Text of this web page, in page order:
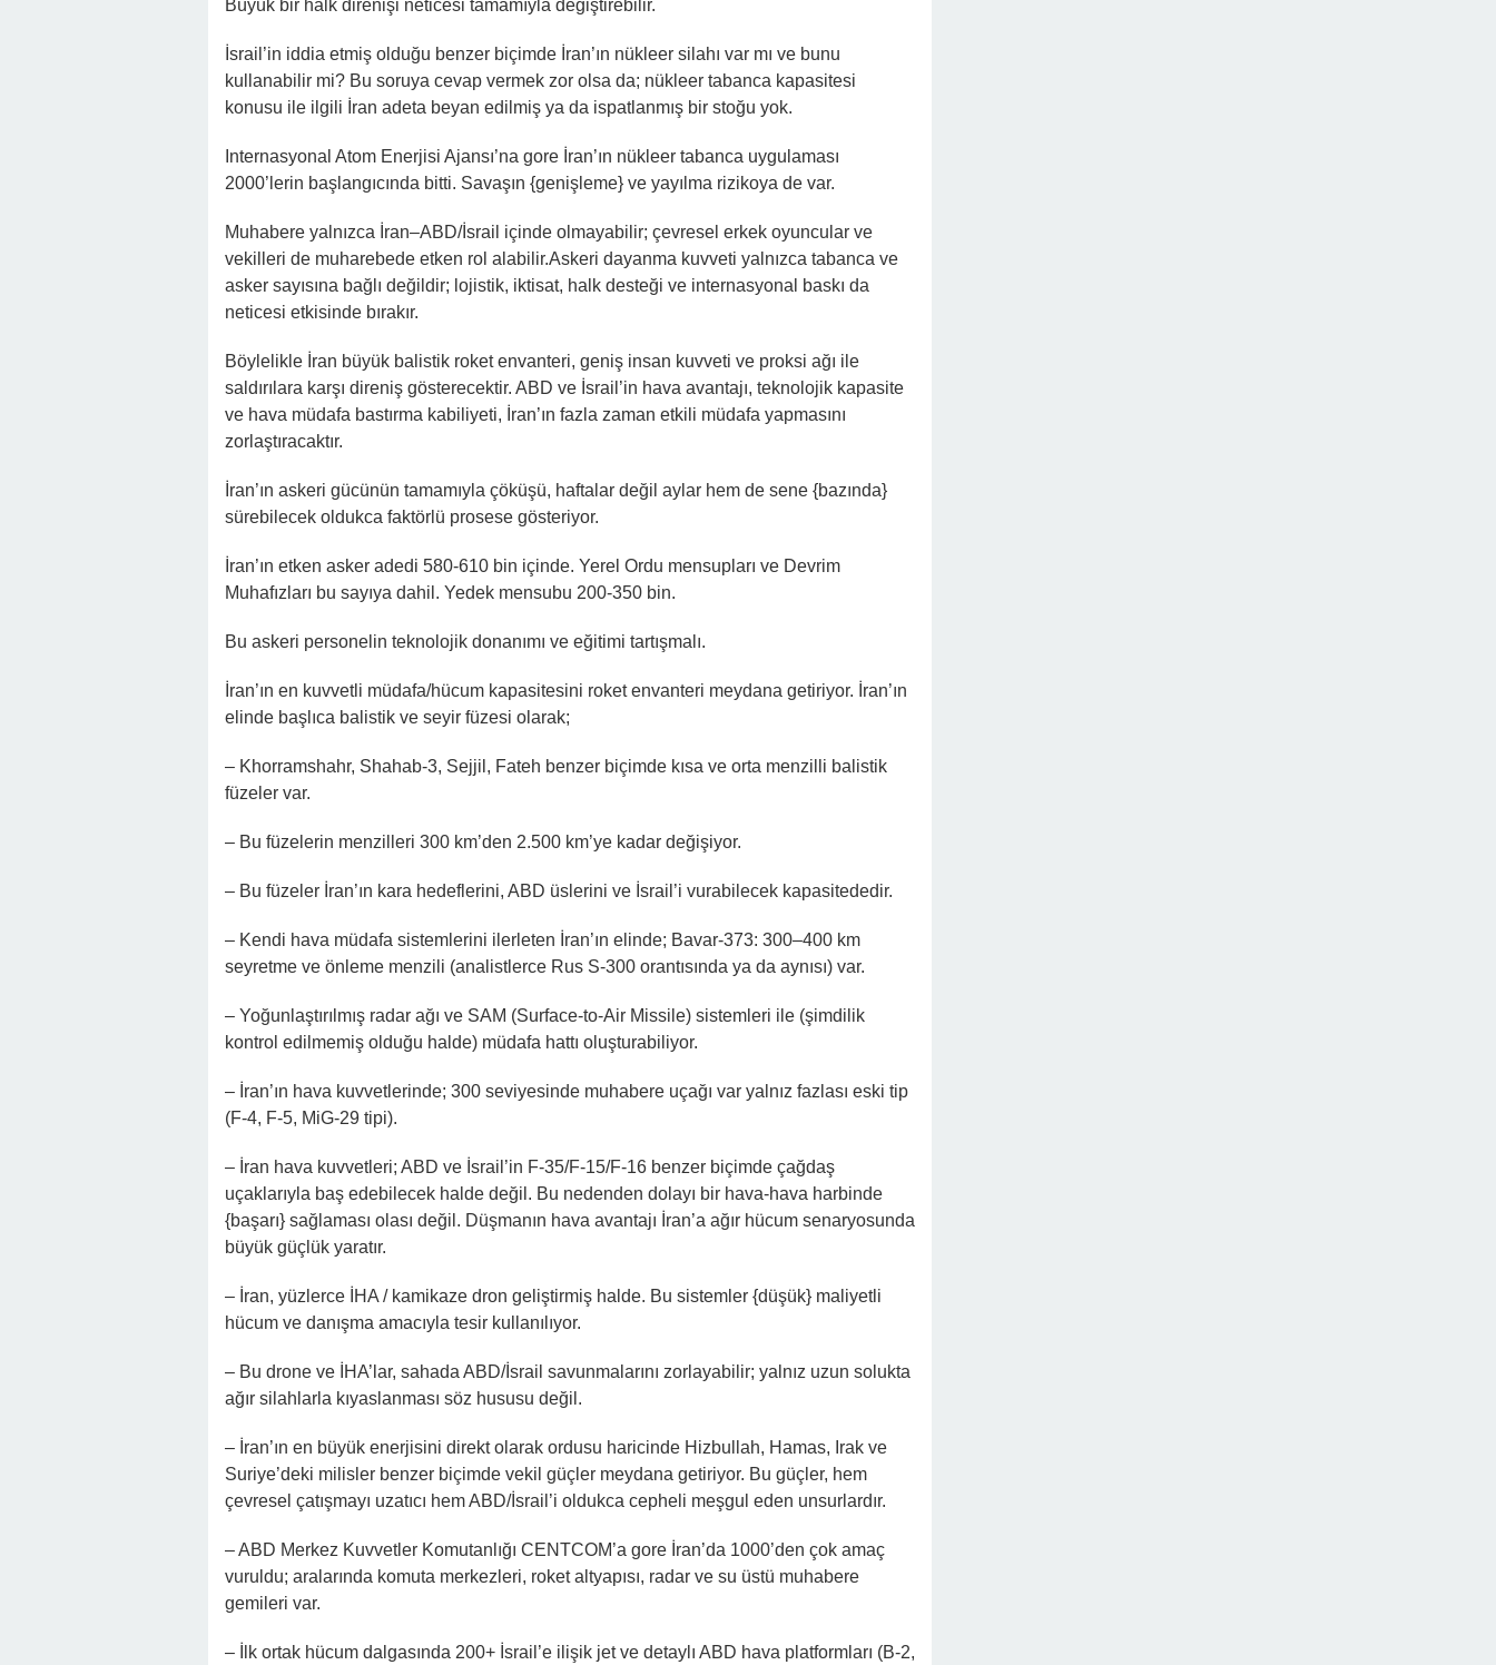
Büyük bir halk direnişi neticesi tamamıyla değiştirebilir.
İsrail’in iddia etmiş olduğu benzer biçimde İran’ın nükleer silahı var mı ve bunu
kullanabilir mi? Bu soruya cevap vermek zor olsa da; nükleer tabanca kapasitesi
konusu ile ilgili İran adeta beyan edilmiş ya da ispatlanmış bir stoğu yok.
Internasyonal Atom Enerjisi Ajansı’na gore İran’ın nükleer tabanca uygulaması
2000’lerin başlangıcında bitti. Savaşın {genişleme} ve yayılma rizikoya de var.
Muhabere yalnızca İran–ABD/İsrail içinde olmayabilir; çevresel erkek oyuncular ve
vekilleri de muharebede etken rol alabilir.Askeri dayanma kuvveti yalnızca tabanca ve
asker sayısına bağlı değildir; lojistik, iktisat, halk desteği ve internasyonal baskı da
neticesi etkisinde bırakır.
Böylelikle İran büyük balistik roket envanteri, geniş insan kuvveti ve proksi ağı ile
saldırılara karşı direniş gösterecektir. ABD ve İsrail’in hava avantajı, teknolojik kapasite
ve hava müdafa bastırma kabiliyeti, İran’ın fazla zaman etkili müdafa yapmasını
zorlaştıracaktır.
İran’ın askeri gücünün tamamıyla çöküşü, haftalar değil aylar hem de sene {bazında}
sürebilecek oldukca faktörlü prosese gösteriyor.
İran’ın etken asker adedi 580-610 bin içinde. Yerel Ordu mensupları ve Devrim
Muhafızları bu sayıya dahil. Yedek mensubu 200-350 bin.
Bu askeri personelin teknolojik donanımı ve eğitimi tartışmalı.
İran’ın en kuvvetli müdafa/hücum kapasitesini roket envanteri meydana getiriyor. İran’ın
elinde başlıca balistik ve seyir füzesi olarak;
– Khorramshahr, Shahab-3, Sejjil, Fateh benzer biçimde kısa ve orta menzilli balistik
füzeler var.
– Bu füzelerin menzilleri 300 km’den 2.500 km’ye kadar değişiyor.
– Bu füzeler İran’ın kara hedeflerini, ABD üslerini ve İsrail’i vurabilecek kapasitededir.
– Kendi hava müdafa sistemlerini ilerleten İran’ın elinde; Bavar-373: 300–400 km
seyretme ve önleme menzili (analistlerce Rus S-300 orantısında ya da aynısı) var.
– Yoğunlaştırılmış radar ağı ve SAM (Surface-to-Air Missile) sistemleri ile (şimdilik
kontrol edilmemiş olduğu halde) müdafa hattı oluşturabiliyor.
– İran’ın hava kuvvetlerinde; 300 seviyesinde muhabere uçağı var yalnız fazlası eski tip
(F-4, F-5, MiG-29 tipi).
– İran hava kuvvetleri; ABD ve İsrail’in F-35/F-15/F-16 benzer biçimde çağdaş
uçaklarıyla baş edebilecek halde değil. Bu nedenden dolayı bir hava-hava harbinde
{başarı} sağlaması olası değil. Düşmanın hava avantajı İran’a ağır hücum senaryosunda
büyük güçlük yaratır.
– İran, yüzlerce İHA / kamikaze dron geliştirmiş halde. Bu sistemler {düşük} maliyetli
hücum ve danışma amacıyla tesir kullanılıyor.
– Bu drone ve İHA’lar, sahada ABD/İsrail savunmalarını zorlayabilir; yalnız uzun solukta
ağır silahlarla kıyaslanması söz hususu değil.
– İran’ın en büyük enerjisini direkt olarak ordusu haricinde Hizbullah, Hamas, Irak ve
Suriye’deki milisler benzer biçimde vekil güçler meydana getiriyor. Bu güçler, hem
çevresel çatışmayı uzatıcı hem ABD/İsrail’i oldukca cepheli meşgul eden unsurlardır.
– ABD Merkez Kuvvetler Komutanlığı CENTCOM’a gore İran’da 1000’den çok amaç
vuruldu; aralarında komuta merkezleri, roket altyapısı, radar ve su üstü muhabere
gemileri var.
– İlk ortak hücum dalgasında 200+ İsrail’e ilişik jet ve detaylı ABD hava platformları (B-2,